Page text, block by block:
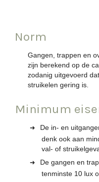
Norm
Gangen, trappen en
zijn berekend op de
zodanig uitgevoerd
struikelen gering is.
Minimum
De in- en
denk ook aan
val- of
De gangen en
tenminste 10 lux